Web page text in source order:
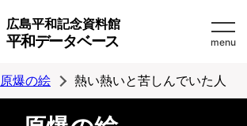
広島平和記念資料館
平和データベース menu
原爆の絵 熱い熱いと苦しんでいた人